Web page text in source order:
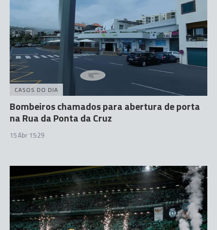
CASOS DO DIA
Bombeiros chamados para abertura de porta
na Rua da Ponta da Cruz
15 Abr 15:29